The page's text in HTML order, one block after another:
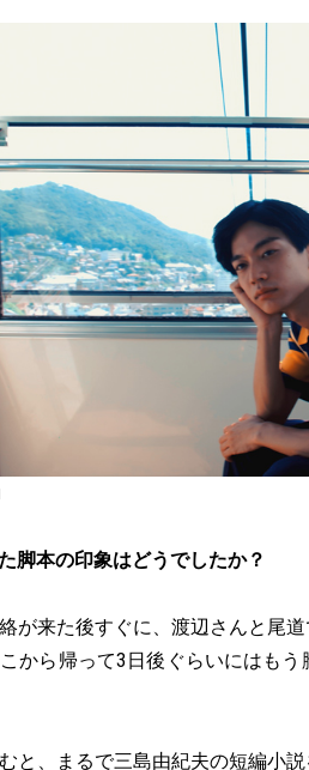
脚本の印象はどうでしたか？
が来た後すぐに、渡辺さんと尾
から帰って3日後ぐらいにはも
と、まるで三島由紀夫の短編小